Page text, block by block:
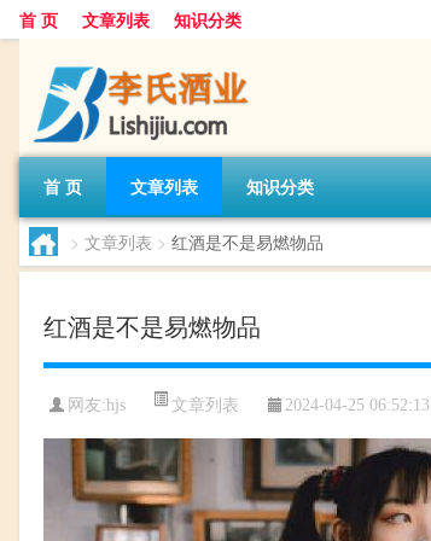
首 页 文章列表 知识分类
首 页 文章列表 知识分类
> 文章列表 > 红酒是不是易燃物品
红酒是不是易燃物品
网友:hjs 文章列表 2024-04-25 06:52:13